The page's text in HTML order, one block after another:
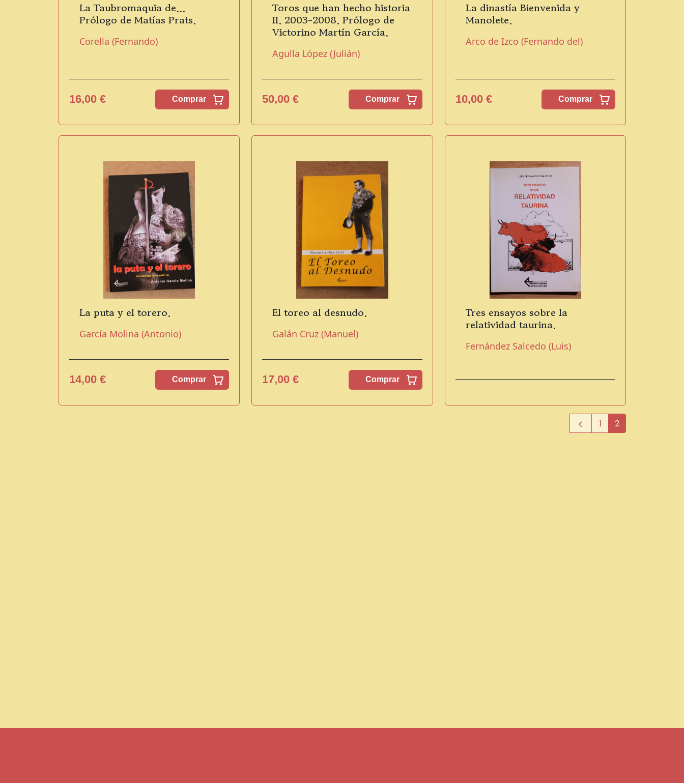
La Taubromaquia de...
Prólogo de Matías Prats.
Corella (Fernando)
16,00 € Comprar
Toros que han hecho historia
II. 2003-2008. Prólogo de
Victorino Martín García.
Agulla López (Julián)
50,00 € Comprar
La dinastía Bienvenida y
Manolete.
Arco de Izco (Fernando del)
10,00 € Comprar
La puta y el torero.
García Molina (Antonio)
14,00 € Comprar
El toreo al desnudo.
Galán Cruz (Manuel)
17,00 € Comprar
Tres ensayos sobre la
relatividad taurina.
Fernández Salcedo (Luis)
1 2